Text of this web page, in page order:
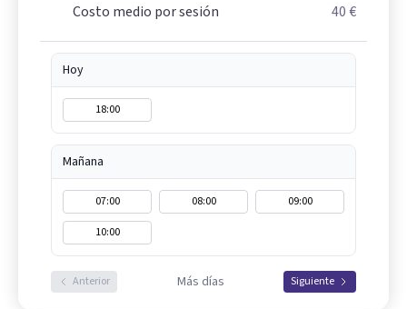
Costo medio por sesión
40 €
Hoy
18:00
Mañana
07:00 08:00
09:00
10:00
Anterior Más días Siguiente